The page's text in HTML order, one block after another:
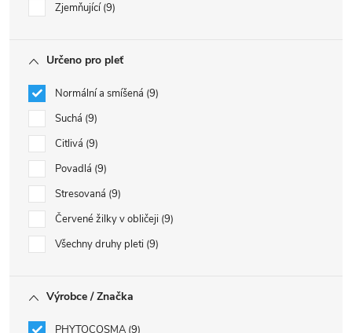
Zjemňující 9
Určeno pro pleť
Normální a smíšená 9
Suchá 9
Citlivá 9
Povadlá 9
Stresovaná 9
Červené žilky v obličeji 9
Všechny druhy pleti 9
Výrobce / Značka
PHYTOCOSMA 9